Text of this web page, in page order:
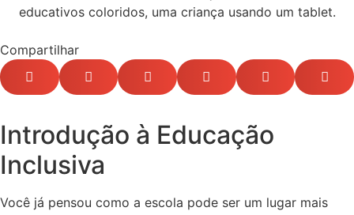
Compartilhar
Introdução à Educação
Inclusiva
Você já pensou como a escola pode ser um lugar mais